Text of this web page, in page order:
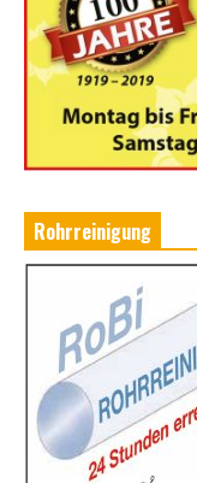
Rohrreinigung